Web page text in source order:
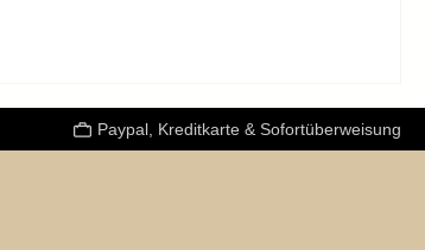
Paypal, Kreditkarte & Sofortüberweisung